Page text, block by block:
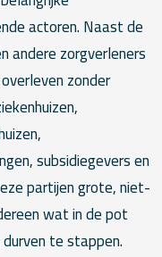
actoren. Naast de
andere zorgverleners
zonder
subsidiegevers en
partijen grote, niet-
wat in de pot
te stappen.